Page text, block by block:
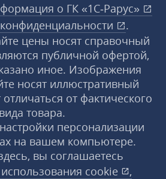
о ГК «1С‑Рарус»
.
цены носят справочный
публичной офертой,
иное. Изображения
носят иллюстративный
от фактического
вида товара.
персонализации
на вашем компьютере.
вы соглашаетесь
cookie
,